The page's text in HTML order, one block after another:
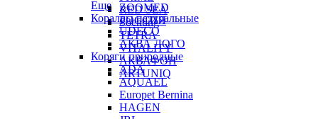
RED SEA
Sochting
TETRA
VITALITY
АКВАФОН
ARTUNIQ
ZOOMED
РОССИЯ
Еще
Кораллы натуральные
UDECO
АКВА ЛОГО
Коряги природные
ADA
AQUAEL
Europet Bernina
HAGEN